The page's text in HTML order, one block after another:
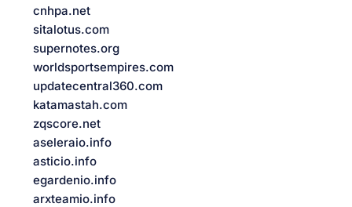
cnhpa.net
sitalotus.com
supernotes.org
worldsportsempires.com
updatecentral360.com
katamastah.com
zqscore.net
aseleraio.info
asticio.info
egardenio.info
arxteamio.info